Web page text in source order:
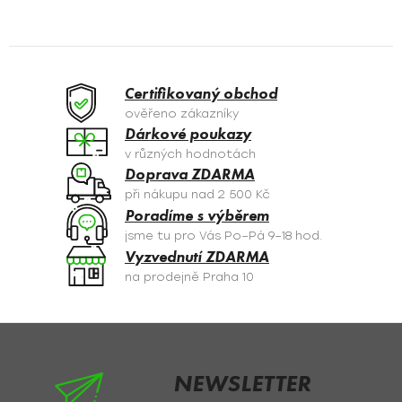
á
a
c
í
p
r
v
k
y
v
ý
p
s
Certifikovaný obchod
ověřeno zákazníky
Dárkové poukazy
v různých hodnotách
Doprava ZDARMA
při nákupu nad 2 500 Kč
Poradíme s výběrem
jsme tu pro Vás Po–Pá 9–18 hod.
Vyzvednutí ZDARMA
na prodejně Praha 10
NEWSLETTER